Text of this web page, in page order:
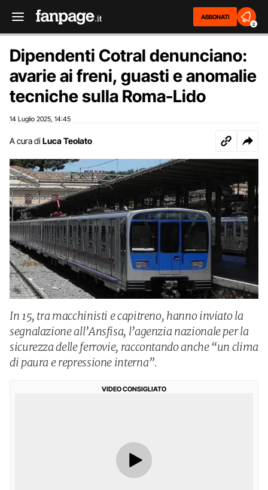
ABBONATI
2
Dipendenti Cotral denunciano:
avarie ai freni, guasti e anomalie
tecniche sulla Roma-Lido
14 Luglio 2025 14:45
A cura di Luca Teolato
In 15, tra macchinisti e capitreno, hanno inviato la
segnalazione all’Ansfisa, l’agenzia nazionale per la
sicurezza delle ferrovie, raccontando anche “un clima
di paura e repressione interna”.
VIDEO CONSIGLIATO